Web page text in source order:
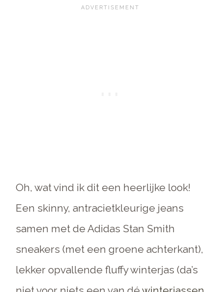
Oh, wat vind ik dit een heerlijke look!
Een skinny, antracietkleurige jeans
samen met de Adidas Stan Smith
sneakers (met een groene achterkant),
lekker opvallende fluffy winterjas (da’s